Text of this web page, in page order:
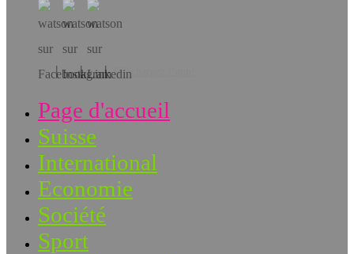
Téléchargez l’app!
Page d'accueil
Suisse
International
Economie
Société
Sport